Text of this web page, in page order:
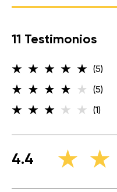
11 Testimonios
(5)
(5)
(1)
4.4